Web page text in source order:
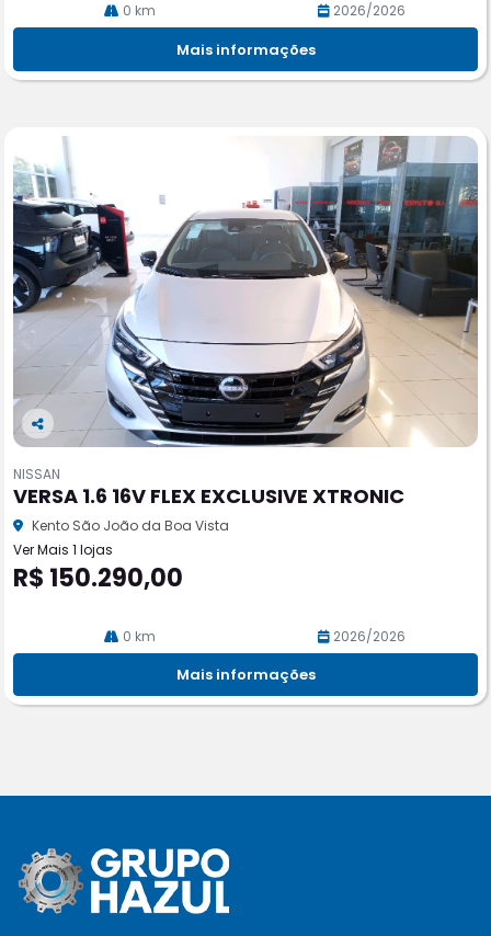
0 km 2026/2026
Mais informações
Co
pa
rtil
he
NISSAN
VERSA 1.6 16V FLEX EXCLUSIVE XTRONIC
Kento São João da Boa Vista
Ver Mais 1 lojas
R$ 150.290,00
0 km 2026/2026
Mais informações